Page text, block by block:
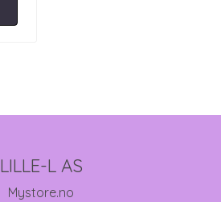
LILLE-L AS
Mystore.no